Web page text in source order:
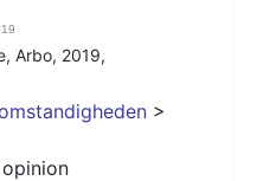
, Arbo, 2019,
>